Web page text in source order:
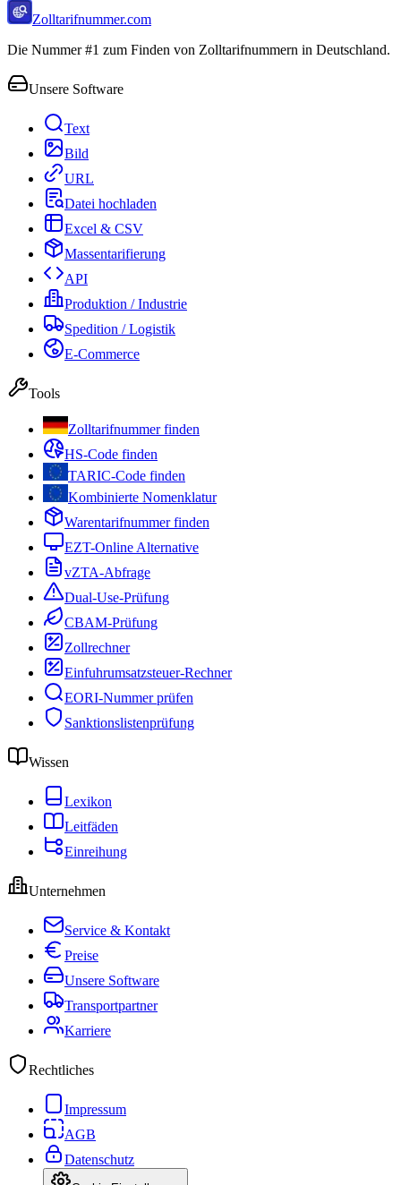
Zolltarifnummer.com
Die Nummer #1 zum Finden von Zolltarifnummern in Deutschland.
Unsere Software
Text
Bild
URL
Datei hochladen
Excel & CSV
Massentarifierung
API
Produktion / Industrie
Spedition / Logistik
E-Commerce
Tools
Zolltarifnummer finden
HS-Code finden
TARIC-Code finden
Kombinierte Nomenklatur
Warentarifnummer finden
EZT-Online Alternative
vZTA-Abfrage
Dual-Use-Prüfung
CBAM-Prüfung
Zollrechner
Einfuhrumsatzsteuer-Rechner
EORI-Nummer prüfen
Sanktionslistenprüfung
Wissen
Lexikon
Leitfäden
Einreihung
Unternehmen
Service & Kontakt
Preise
Unsere Software
Transportpartner
Karriere
Rechtliches
Impressum
AGB
Datenschutz